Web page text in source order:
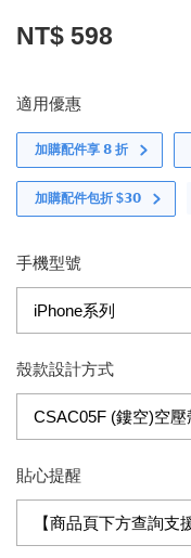
NT$ 598
適用優惠
加購配件享 𝟴 折
加購配件包折 $𝟯𝟬
手機型號
殼款設計方式
貼心提醒